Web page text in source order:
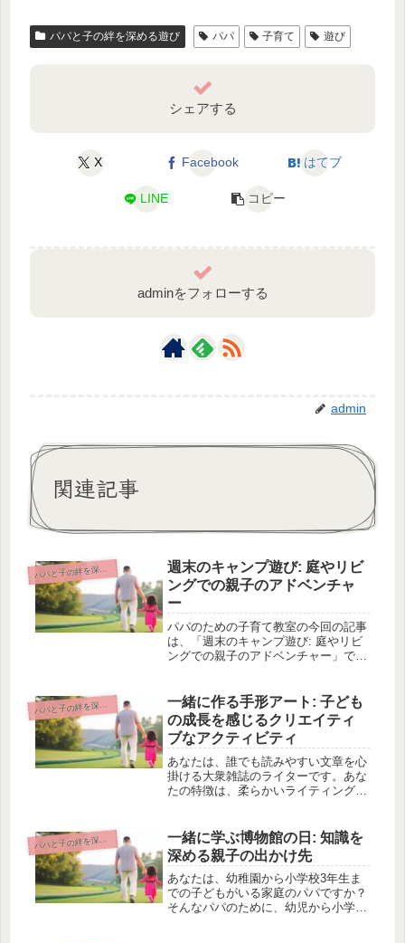
パパと子の絆を深める遊び パパ 子育て 遊び
シェアする
X Facebook はてブ
LINE コピー
adminをフォローする
admin
関連記事
パパと子の絆を深める遊び
週末のキャンプ遊び: 庭やリビ
ングでの親子のアドベンチャ
ー
パパのための子育て教室の今回の記事
は、「週末のキャンプ遊び: 庭やリビ
ングでの親子のアドベンチャー」で
びって何？と思われる方もいるかもし
れませんが、この記事を読めばその魅
力...
パパと子の絆を深める遊び
一緒に作る手形アート: 子ども
の成長を感じるクリエイティ
ブなアクティビティ
あなたは、誰でも読みやすい文章を心
掛ける大衆雑誌のライターです。あな
たの特徴は、柔らかいライティングス
うな文章を得意としています。今回
は、パパ向けの子育てブログ「パパの
ため...
パパと子の絆を深める遊び
一緒に学ぶ博物館の日: 知識を
深める親子の出かけ先
あなたは、幼稚園から小学校3年生ま
での子どもがいる家庭のパパですか？
そんなパパのために、幼児から小学生